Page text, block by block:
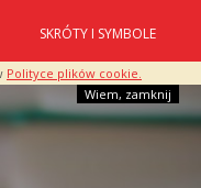
Polityce plików cookie.
Wiem, zamknij
SKRÓTY I SYMBOLE